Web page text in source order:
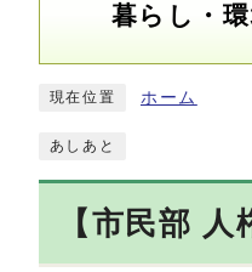
暮らし・
現在位置 ホーム
あしあと
【市民部